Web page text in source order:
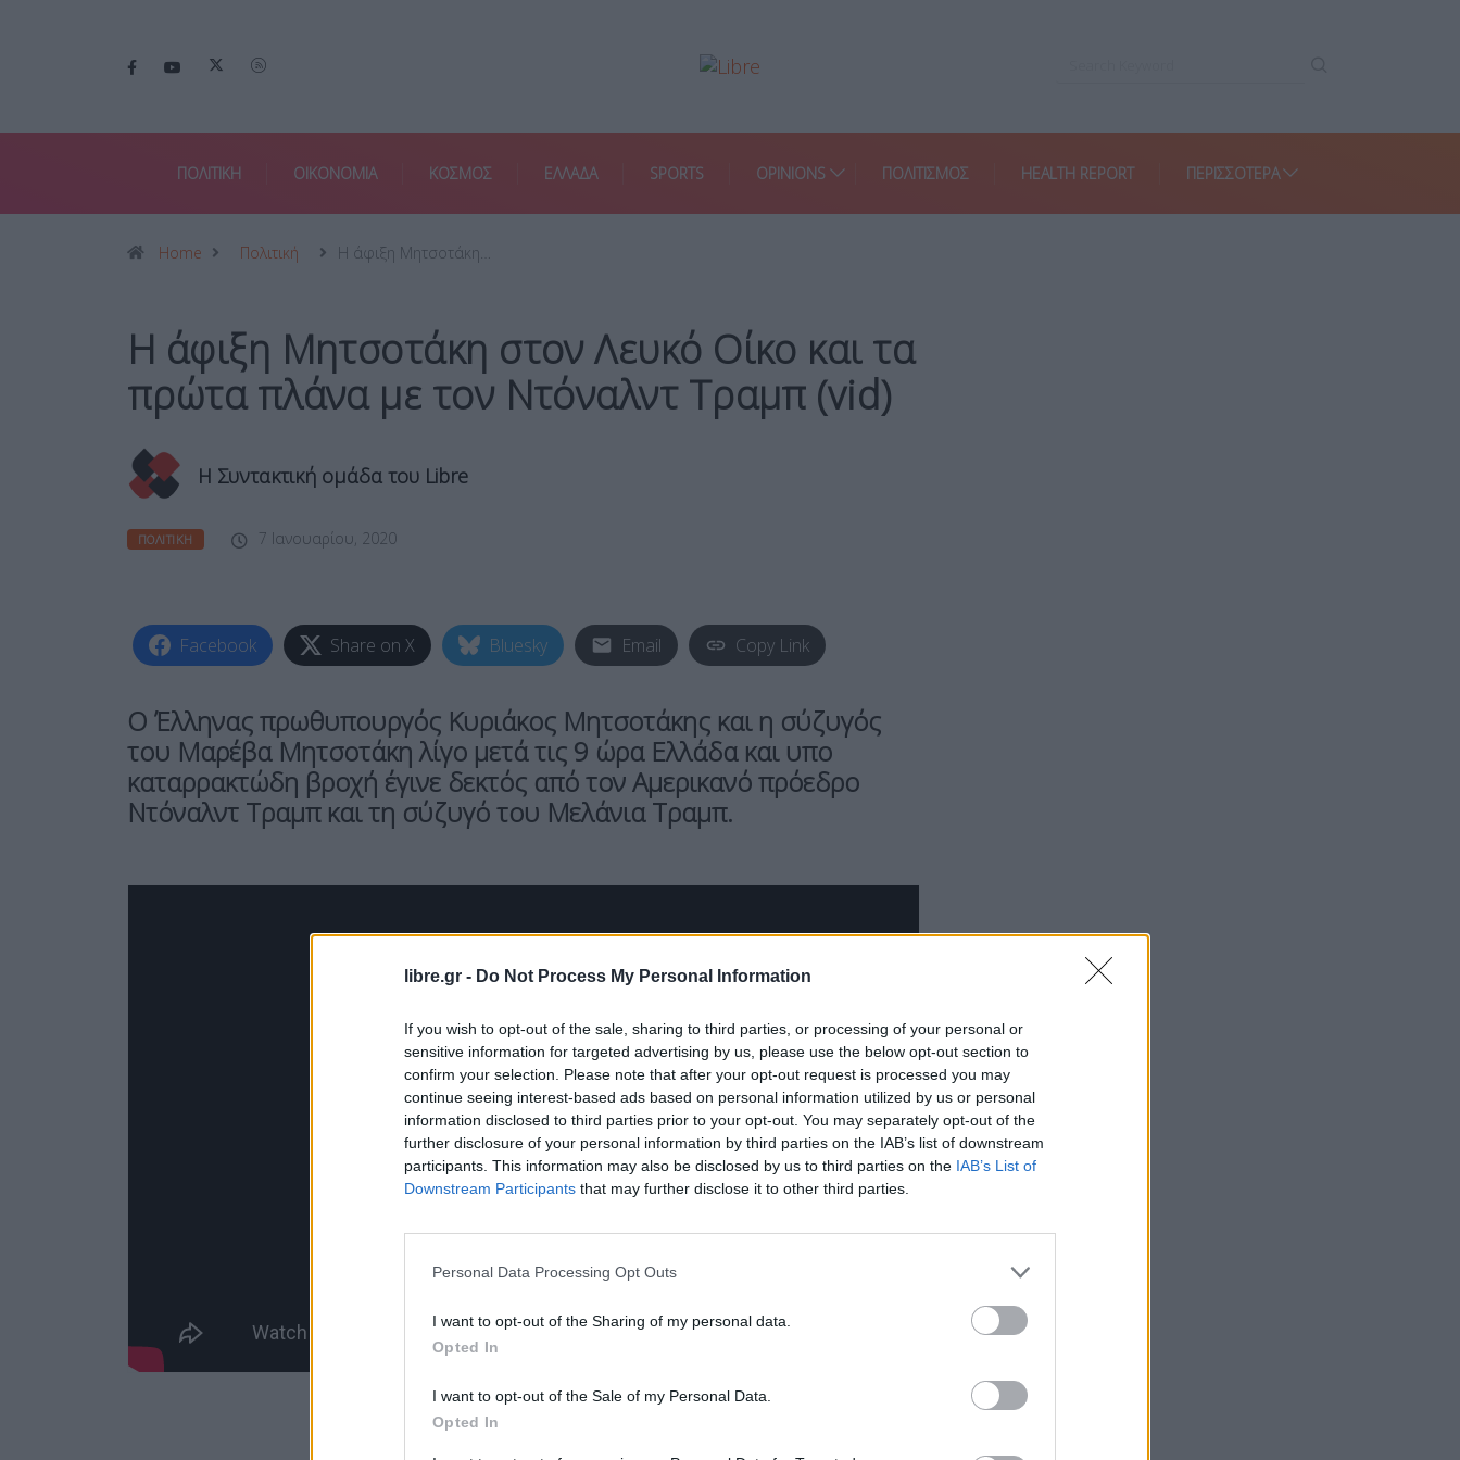
libre.gr - Do Not Process My Personal Information
If you wish to opt-out of the sale, sharing to third parties, or processing of your personal or
sensitive information for targeted advertising by us, please use the below opt-out section to
confirm your selection. Please note that after your opt-out request is processed you may
continue seeing interest-based ads based on personal information utilized by us or personal
information disclosed to third parties prior to your opt-out. You may separately opt-out of the
further disclosure of your personal information by third parties on the IAB’s list of downstream
participants. This information may also be disclosed by us to third parties on the IAB’s List of
Downstream Participants that may further disclose it to other third parties.
Personal Data Processing Opt Outs
I want to opt-out of the Sharing of my personal data.
Opted In
I want to opt-out of the Sale of my Personal Data.
Opted In
ΠΟΛΙΤΙΚΗ ΟΙΚΟΝΟΜΙΑ ΚΟΣΜΟΣ ΕΛΛΑΔΑ SPORTS OPINIONS ΠΟΛΙΤΙΣΜΟΣ HEALTH REPORT ΠΕΡΙΣΣΌΤΕΡΑ
Home Πολιτική Η άφιξη Μητσοτάκη…
Η άφιξη Μητσοτάκη στον Λευκό Οίκο και τα
πρώτα πλάνα με τον Ντόναλντ Τραμπ (vid)
Η Συντακτική ομάδα του Libre
ΠΟΛΙΤΙΚΉ 7 Ιανουαρίου, 2020
Facebook Share on X Bluesky Email Copy Link
Ο Έλληνας πρωθυπουργός Κυριάκος Μητσοτάκης και η σύζυγός
του Μαρέβα Μητσοτάκη λίγο μετά τις 9 ώρα Ελλάδα και υπο
καταρρακτώδη βροχή έγινε δεκτός από τον Αμερικανό πρόεδρο
Ντόναλντ Τραμπ και τη σύζυγό του Μελάνια Τραμπ.